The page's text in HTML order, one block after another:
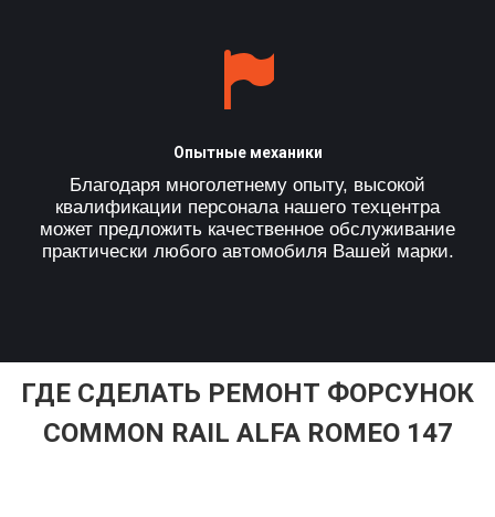
Опытные механики
Благодаря многолетнему опыту, высокой
квалификации персонала нашего техцентра
может предложить качественное обслуживание
практически любого автомобиля Вашей марки.
ГДЕ СДЕЛАТЬ РЕМОНТ ФОРСУНОК
COMMON RAIL ALFA ROMEO 147